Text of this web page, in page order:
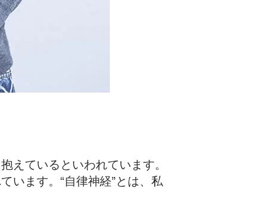
えているといわれています。
います。“自律神経”とは、私